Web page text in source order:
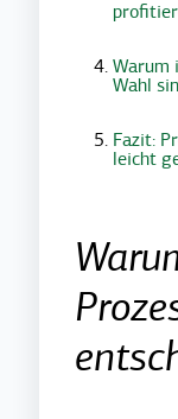
Warum
Wahl
Fazit:
leicht